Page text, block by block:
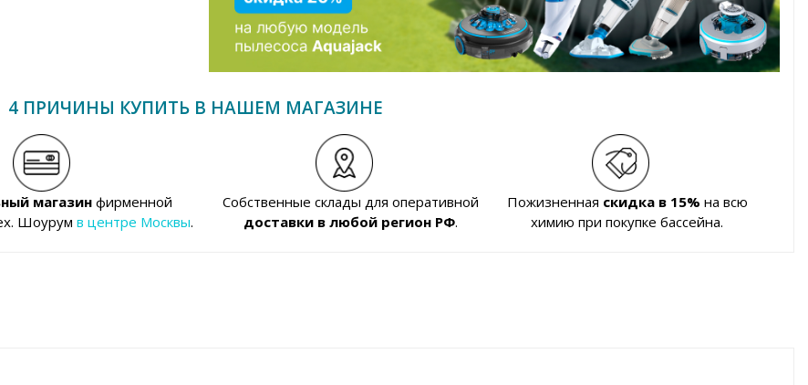
4 ПРИЧИНЫ КУПИТЬ В НАШЕМ МАГАЗИНЕ
магазинфирменной
Шоурумв центре Москвы.
Собственные склады для оперативной
доставки в любой регион РФ.
Пожизненная скидка в 15% на всю
химию при покупке бассейна.